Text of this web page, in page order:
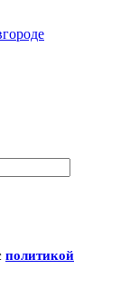
политикой